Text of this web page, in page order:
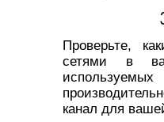
Проверьте,
сетями в
канал для